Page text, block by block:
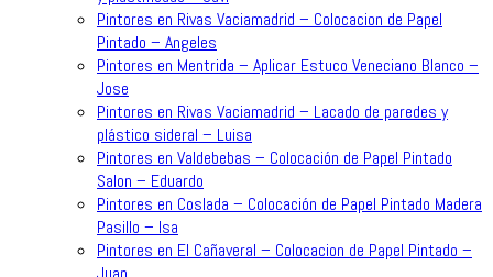
Pintores en Rivas Vaciamadrid – Colocacion de Papel
Pintado – Angeles
Pintores en Mentrida – Aplicar Estuco Veneciano Blanco –
Jose
Pintores en Rivas Vaciamadrid – Lacado de paredes y
plástico sideral – Luisa
Pintores en Valdebebas – Colocación de Papel Pintado
Salon – Eduardo
Pintores en Coslada – Colocación de Papel Pintado Madera
Pasillo – Isa
Pintores en El Cañaveral – Colocacion de Papel Pintado –